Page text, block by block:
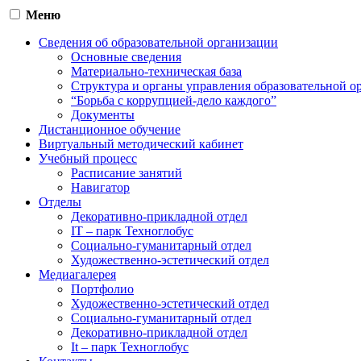
Меню
Сведения об образовательной организации
Основные сведения
Материально-техническая база
Структура и органы управления образовательной
“Борьба с коррупцией-дело каждого”
Документы
Дистанционное обучение
Виртуальный методический кабинет
Учебный процесс
Расписание занятий
Навигатор
Отделы
Декоративно-прикладной отдел
IT – парк Техноглобус
Социально-гуманитарный отдел
Художественно-эстетический отдел
Медиагалерея
Портфолио
Художественно-эстетический отдел
Социально-гуманитарный отдел
Декоративно-прикладной отдел
It – парк Техноглобус